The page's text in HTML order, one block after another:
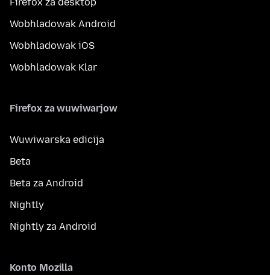
Firefox za desktop
Wobhladowak Android
Wobhladowak iOS
Wobhladowak Klar
Firefox za wuwiwarjow
Wuwiwarska edicija
Beta
Beta za Android
Nightly
Nightly za Android
Konto Mozilla